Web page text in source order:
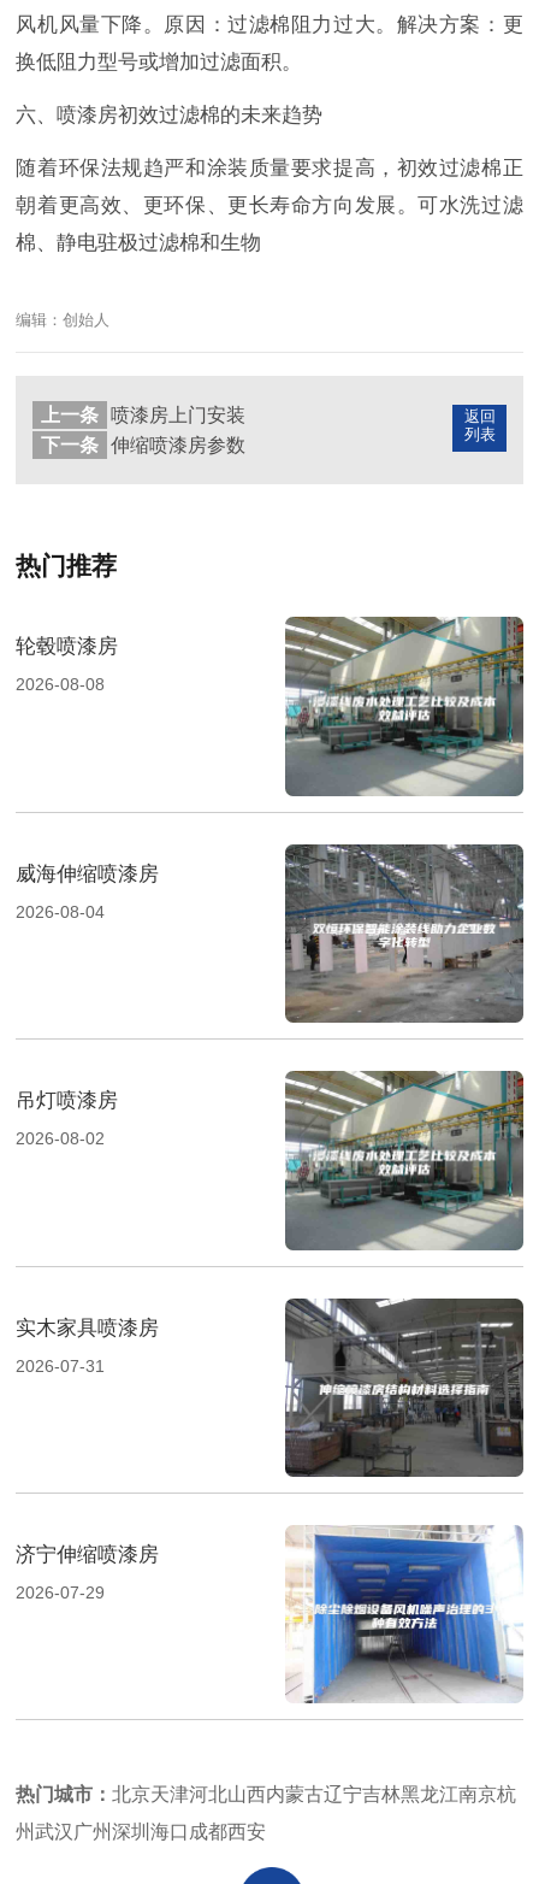
风机风量下降。原因：过滤棉阻力过大。解决方案：更
换低阻力型号或增加过滤面积。
六、喷漆房初效过滤棉的未来趋势
随着环保法规趋严和涂装质量要求提高，初效过滤棉正
朝着更高效、更环保、更长寿命方向发展。可水洗过滤
棉、静电驻极过滤棉和生物
编辑：创始人
返回
列表
上一条
喷漆房上门安装
下一条
伸缩喷漆房参数
热门推荐
轮毂喷漆房
2026-08-08
威海伸缩喷漆房
2026-08-04
吊灯喷漆房
2026-08-02
实木家具喷漆房
2026-07-31
济宁伸缩喷漆房
2026-07-29
热门城市：北京天津河北山西内蒙古辽宁吉林黑龙江南京杭
州武汉 广州深圳海口 成都西安